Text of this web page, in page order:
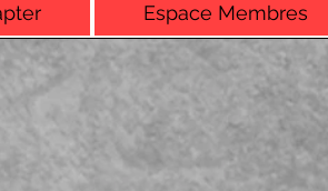
Espace Membres